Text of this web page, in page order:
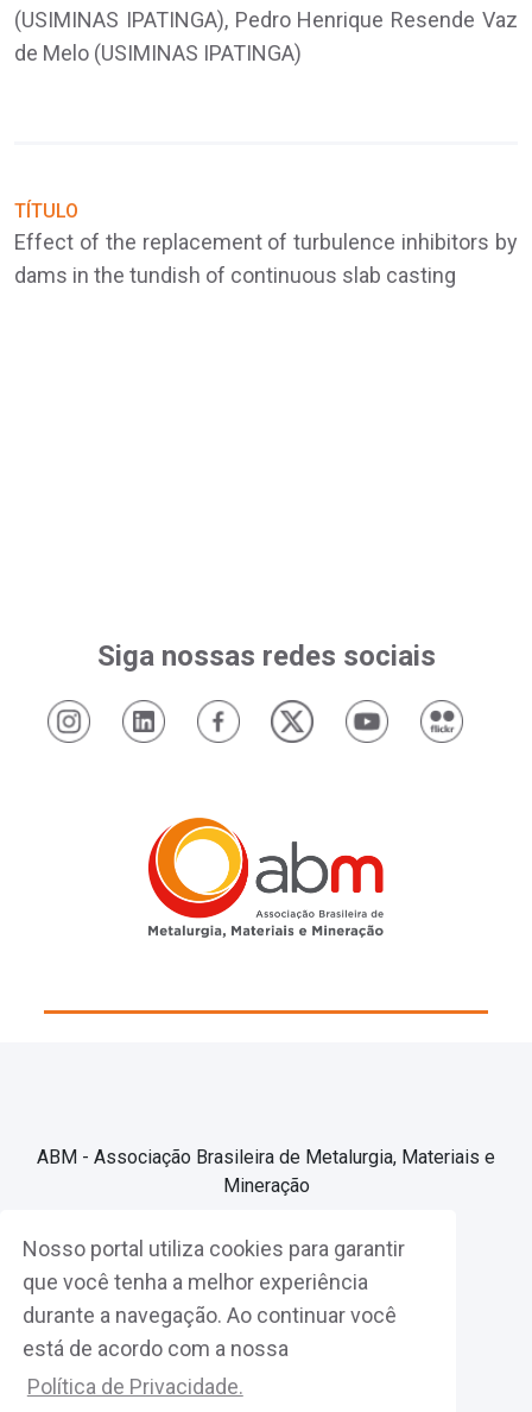
Nosso portal utiliza cookies para garantir
que você tenha a melhor experiência
durante a navegação. Ao continuar você
está de acordo com a nossa
Política de Privacidade.
(USIMINAS IPATINGA), Pedro Henrique Resende Vaz
de Melo (USIMINAS IPATINGA)
TÍTULO
Effect of the replacement of turbulence inhibitors by
dams in the tundish of continuous slab casting
Siga nossas redes sociais
ABM - Associação Brasileira de Metalurgia, Materiais e
Mineração
Associe-se
Fazer Login